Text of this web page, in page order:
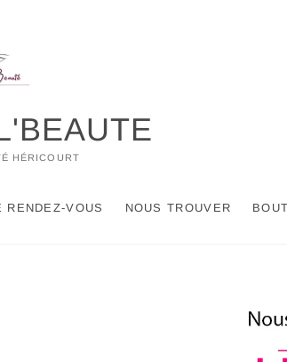
HÉRICOURT
RENDEZ-VOUS NOUS TROUVER